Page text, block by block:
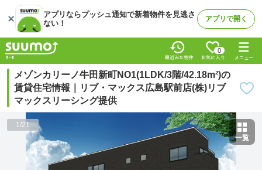
アプリならプッシュ通知で新着物件を見逃さ
ない！
アプリで開く
0
メゾンカリーノ牛田新町NO1(1LDK/3階/42.18m²)の
賃貸住宅情報｜リブ・マックス広島駅前店(株)リブ
マックスリーシング提供
1/21
一覧